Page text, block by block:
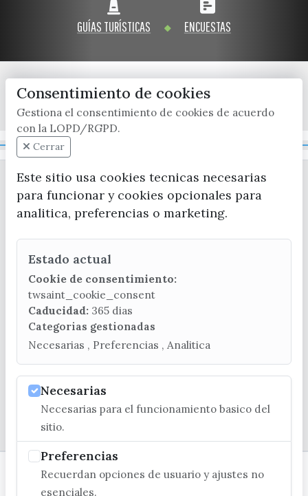
GUÍAS TURÍSTICAS ENCUESTAS
x / twitter facebook youtube instagram
CONTACTA CON LA OFICINA DE TURISMO
(+34) 952 541 104
turismo@velezmalaga.es
C/ Poniente, 2. CP 29740 - Torre del Mar
Consentimiento de cookies
Gestiona el consentimiento de cookies de acuerdo
con la LOPD/RGPD.
Cerrar
Este sitio usa cookies tecnicas necesarias
para funcionar y cookies opcionales para
analitica, preferencias o marketing.
Estado actual
Cookie de consentimiento:
twsaint_cookie_consent
Caducidad: 365 dias
Categorias gestionadas
Necesarias , Preferencias , Analitica
Necesarias
Necesarias para el funcionamiento basico del
sitio.
Preferencias
Recuerdan opciones de usuario y ajustes no
esenciales.